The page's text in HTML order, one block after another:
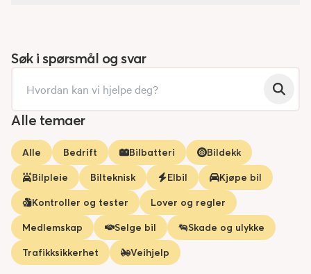
Søk i spørsmål og svar
Alle temaer
Alle Bedrift Bilbatteri
Bildekk
Bilpleie
Bilteknisk Elbil
Kjøpe bil
Kontroller og tester
Lover og regler
Medlemskap
Selge bil
Skade og ulykke
Trafikksikkerhet
Veihjelp